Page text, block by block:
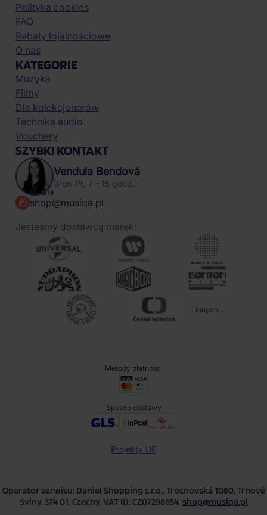
Polityka cookies
FAQ
Rabaty lojalnościowe
O nas
KATEGORIE
Muzyka
Filmy
Dla kolekcjonerów
Technika audio
Vouchery
SZYBKI KONTAKT
Vendula Bendová
(Pon-Pt, 7 - 15 godz.)
shop@musiqa.pl
Jesteśmy dostawcą marek:
i innych...
Metody płatności
Sposób dostawy
Projekty UE
Operator serwisu: Daniel Shopping s.r.o., Trocnovská 1060, Trhové
Sviny, 374 01, Czechy, VAT ID: CZ07298854, shop@musiqa.pl